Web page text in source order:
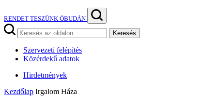
RENDET TESZÜNK ÓBUDÁN
Keresés
Szervezeti felépítés
Közérdekű adatok
Hirdetmények
Kezdőlap Irgalom Háza